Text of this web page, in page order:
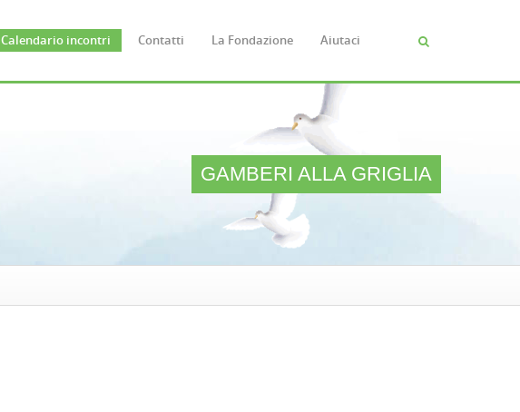
FORM
DI
Cerca
Calendario incontri Contatti La Fondazione Aiutaci
GAMBERI ALLA GRIGLIA